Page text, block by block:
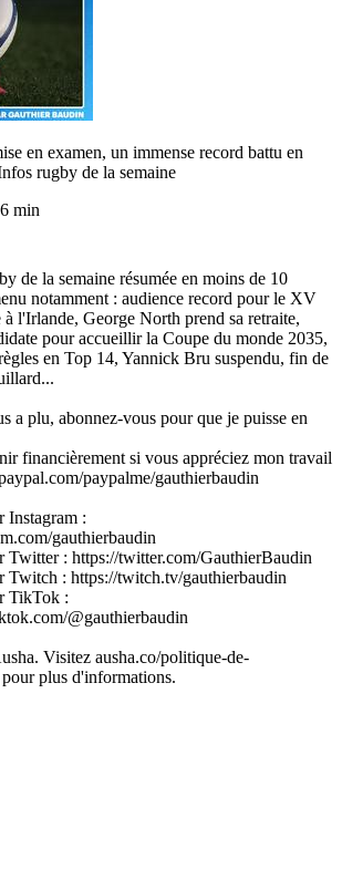
en examen, un immense record battu en
rugby de la semaine
min
de la semaine résumée en moins de 10
notamment : audience record pour le XV
à l'Irlande, George North prend sa retraite,
pour accueillir la Coupe du monde 2035,
en Top 14, Yannick Bru suspendu, fin de
a plu, abonnez-vous pour que je puisse en
financièrement si vous appréciez mon travail
paypalme/gauthierbaudin
Instagram :
gauthierbaudin
Twitter : https://twitter.com/GauthierBaudin
Twitch : https://twitch.tv/gauthierbaudin
TikTok :
@gauthierbaudin
Visitez ausha.co/politique-de-
plus d'informations.